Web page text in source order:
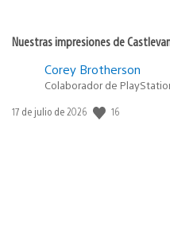
Nuestras impresiones de
Corey Brotherson
Colaborador de
Fecha
17 de julio de 2026 16